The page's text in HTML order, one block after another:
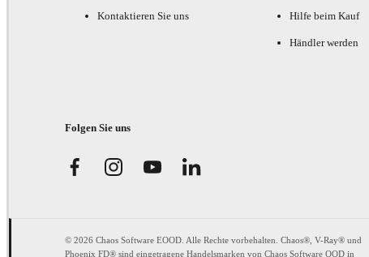
Kontaktieren Sie uns Hilfe beim Kauf
Händler werden
Folgen Sie uns
© 2026 Chaos Software EOOD. Alle Rechte vorbehalten. Chaos®, V-Ray® und
Phoenix FD® sind eingetragene Handelsmarken von Chaos Software OOD in